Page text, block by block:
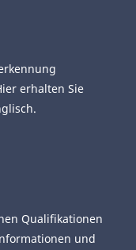
erhalten Sie
Qualifikationen
und